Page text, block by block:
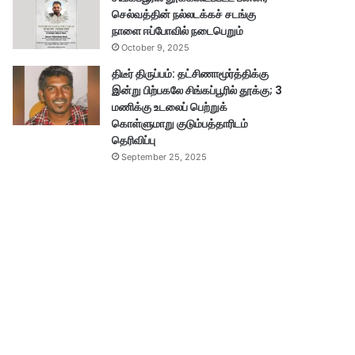
செல்வத்தின் நல்லடக்கச் சடங்கு
நாளை ஈப்போவில் நடைபெறும்
October 9, 2025
திடீர் திருப்பம்: தட்சிணாமூர்த்திக்கு
இன்று பிற்பகலே சிங்கப்பூரில் தூக்கு; 3
மணிக்கு உடலைப் பெற்றுக்
கொள்ளுமாறு குடும்பத்தாரிடம்
தெரிவிப்பு
September 25, 2025